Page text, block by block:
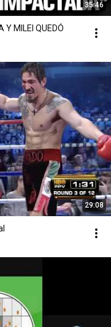
35:46
Y MILEI QUEDÓ
29:08